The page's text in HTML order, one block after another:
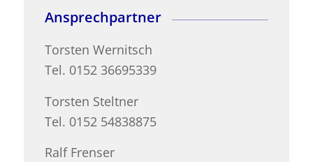
Ansprechpartner
Torsten Wernitsch
Tel. 0152 36695339
Torsten Steltner
Tel. 0152 54838875
Ralf Frenser